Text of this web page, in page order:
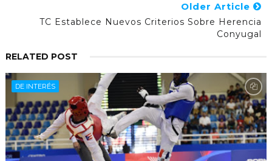
Older Article
TC Establece Nuevos Criterios Sobre Herencia
Conyugal
RELATED POST
DE INTERÉS